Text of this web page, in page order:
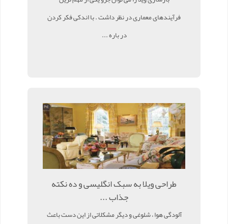
فرآیندهای معماری در نظر داشت . با اندکی فکر کردن
در باره ...
طراحی ویلا به سبک انگلیسی و ده نکته
جذاب ...
آلودگی هوا ، شلوغی و دیگر مشکلاتی از این دست باعث